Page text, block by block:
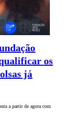
os
já
a partir de agora com